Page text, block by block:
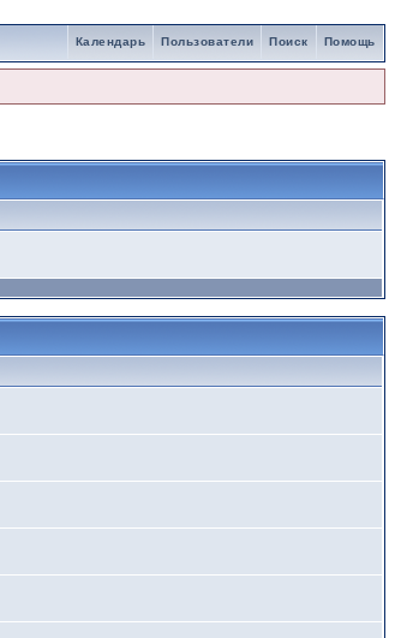
Помощь
Поиск
Пользователи
Календарь